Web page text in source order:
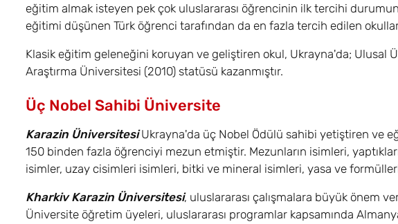
eğitim almak isteyen pek çok uluslararası öğrencinin ilk tercihi
eğitimi düşünen Türk öğrenci tarafından da en fazla tercih edilen okullar
Klasik eğitim geleneğini koruyan ve geliştiren okul, Ukrayna'da; Ulusal
Araştırma Üniversitesi (2010) statüsü kazanmıştır.
Üç Nobel Sahibi Üniversite
Karazin ÜniversitesiUkrayna'da üç Nobel Ödülü sahibi yetiştiren ve
150 binden fazla öğrenciyi mezun etmiştir. Mezunların isimleri,
isimler, uzay cisimleri isimleri, bitki ve mineral isimleri, yasa ve
Kharkiv Karazin Üniversitesi, uluslararası çalışmalara büyük önem
Üniversite öğretim üyeleri, uluslararası programlar kapsamında